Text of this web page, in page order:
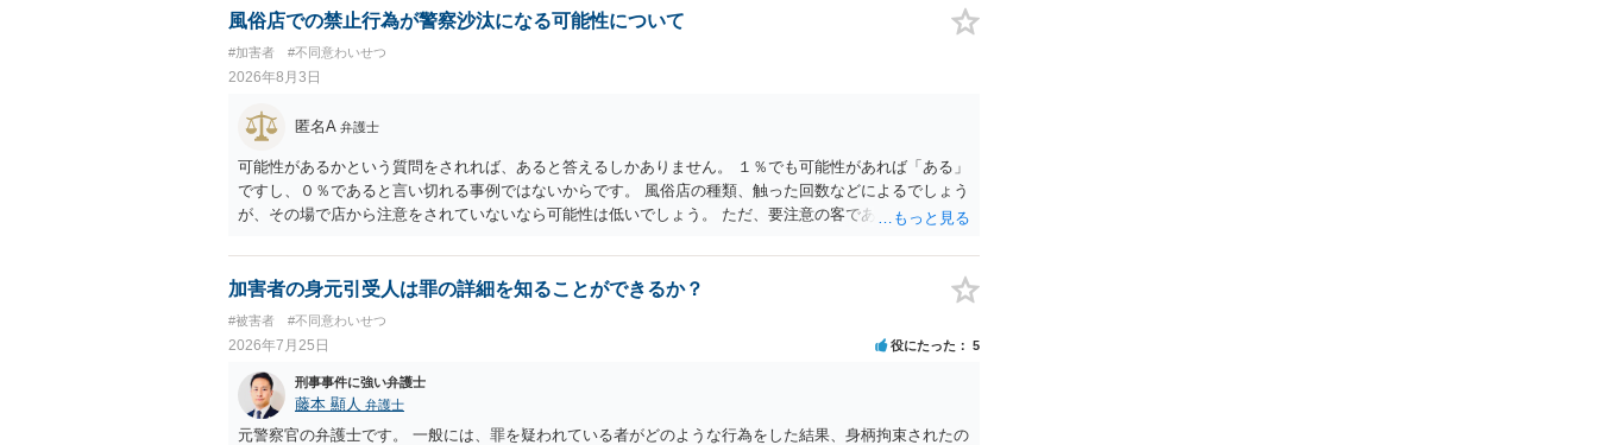
風俗店での禁止行為が警察沙汰になる可能性について
#加害者 #不同意わいせつ
2026年8月3日
匿名A 弁護士
可能性があるかという質問をされれば、あると答えるしかありません。 １％でも可能性があれば「ある」
ですし、０％であると言い切れる事例ではないからです。 風俗店の種類、触った回数などによるでしょう
が、その場で店から注意をされていないなら可能性は低いでしょう。 ただ、要注意の客であるとは認識さ
加害者の身元引受人は罪の詳細を知ることができるか？
#被害者 #不同意わいせつ
2026年7月25日 役にたった 5
刑事事件に強い弁護士
藤本 顯人 弁護士
元警察官の弁護士です。 一般には、罪を疑われている者がどのような行為をした結果、身柄拘束されたの